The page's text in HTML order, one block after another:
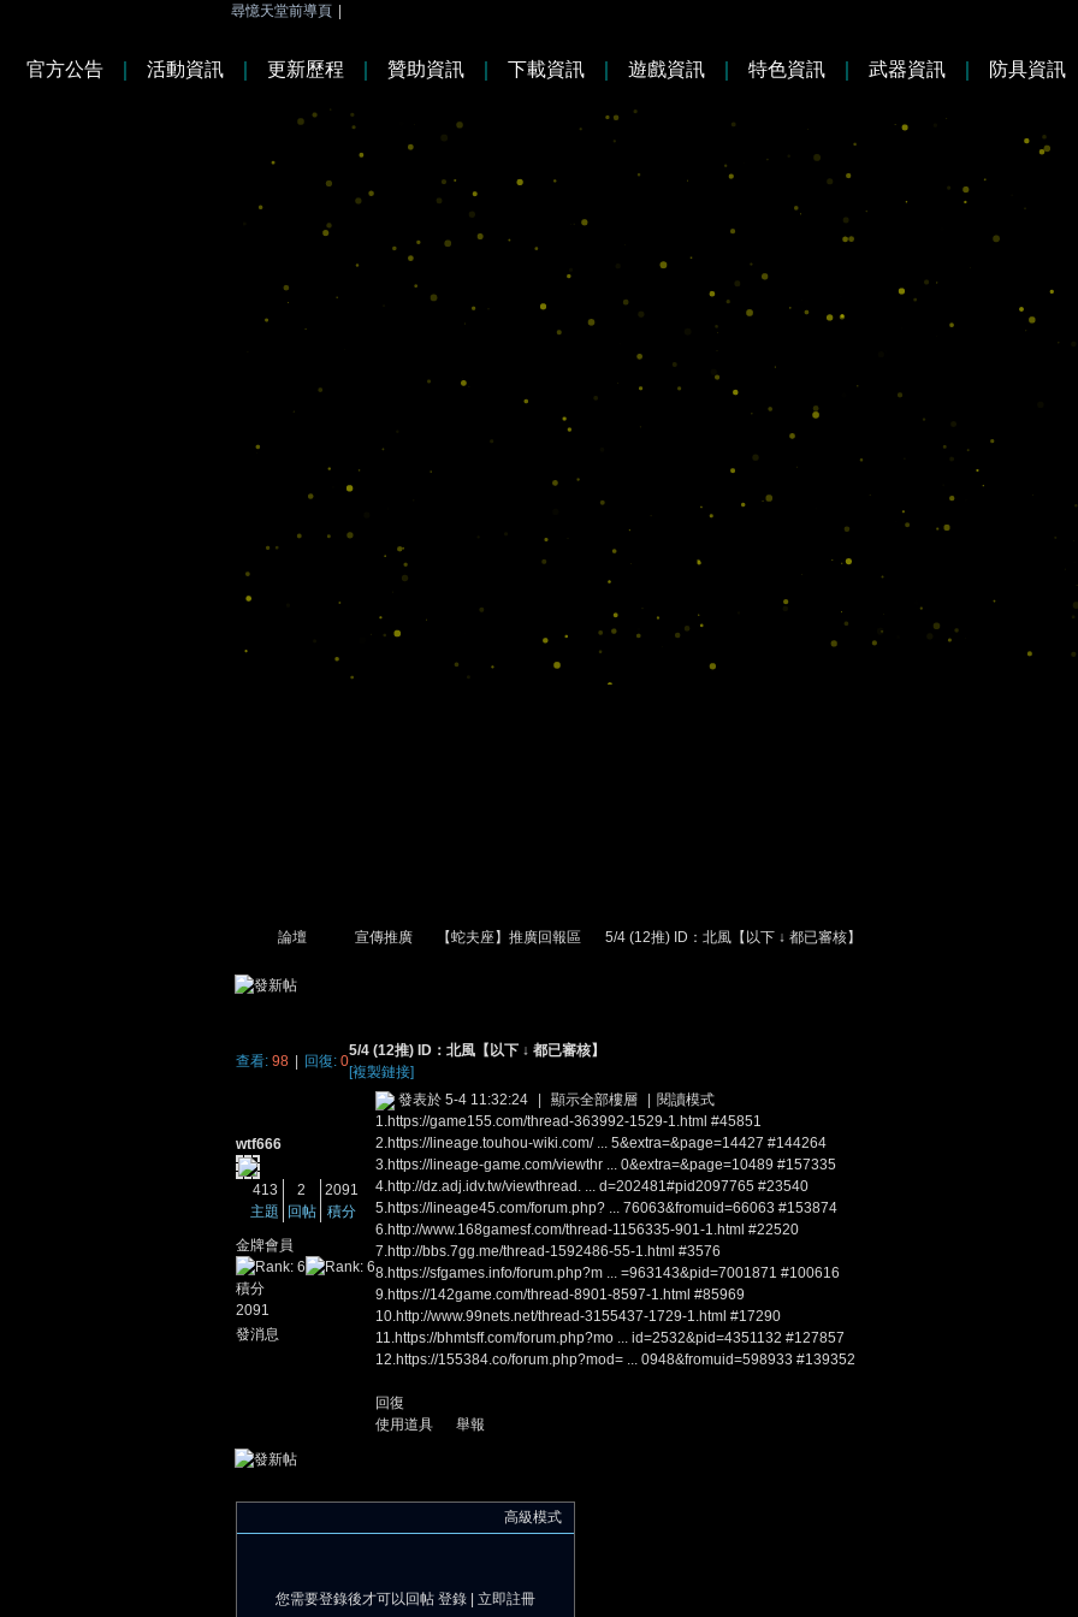
尋憶天堂前導頁
憶
論壇 宣傳推廣 【蛇夫座】推廣回報區
›
5/4 (12推) ID：北風【以下 ↓ 都已審核】
查看: 98 回復: 0
5/4 (12推) ID：北風【以下 ↓ 都已審核】
[複製鏈接]
wtf666
413
主題
2
回帖
2091
積分
金牌會員
積分
2091
發消息
發表於 5-4 11:32:24 顯示全部樓層
閱讀模式
1.https://game155.com/thread-363992-1529-1.html #45851
2.https://lineage.touhou-wiki.com/ ... 5&extra=&page=14427 #144264
3.https://lineage-game.com/viewthr ... 0&extra=&page=10489 #157335
4.http://dz.adj.idv.tw/viewthread. ... d=202481#pid2097765#23540
5.https://lineage45.com/forum.php? ... 76063&fromuid=66063 #153874
6.http://www.168gamesf.com/thread-1156335-901-1.html #22520
7.http://bbs.7gg.me/thread-1592486-55-1.html #3576
8.https://sfgames.info/forum.php?m ... =963143&pid=7001871 #100616
9.https://142game.com/thread-8901-8597-1.html #85969
10.http://www.99nets.net/thread-3155437-1729-1.html #17290
11.https://bhmtsff.com/forum.php?mo ... id=2532&pid=4351132 #127857
12.https://155384.co/forum.php?mod= ... 0948&fromuid=598933 #139352
回復
使用道具
舉報
高級模式
您需要登錄後才可以回帖 登錄| 立即註冊